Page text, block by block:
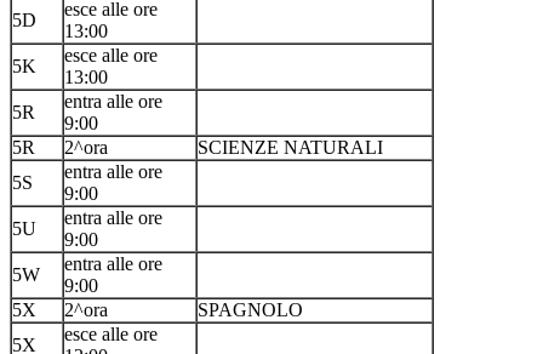
5D
esce alle ore
13:00
5K
esce alle ore
13:00
5R
entra alle ore
9:00
5R
2^ora
SCIENZE NATURALI
5S
entra alle ore
9:00
5U
entra alle ore
9:00
5W
entra alle ore
9:00
5X
2^ora
SPAGNOLO
5X
esce alle ore